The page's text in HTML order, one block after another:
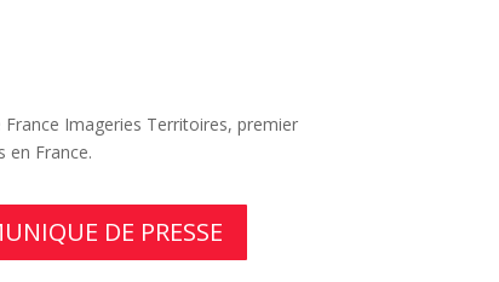
Imageries Territoires, premier
en France.
DE PRESSE